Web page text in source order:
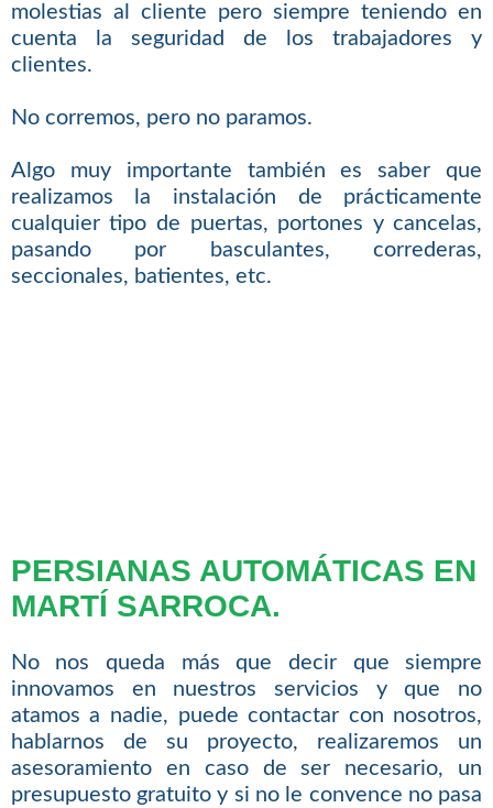
molestias al cliente pero siempre teniendo en
cuenta la seguridad de los trabajadores y
clientes.
No corremos, pero no paramos.
Algo muy importante también es saber que
realizamos la instalación de prácticamente
cualquier tipo de puertas, portones y cancelas,
pasando por basculantes, correderas,
seccionales, batientes, etc.
PERSIANAS AUTOMÁTICAS EN
MARTÍ SARROCA.
No nos queda más que decir que siempre
innovamos en nuestros servicios y que no
atamos a nadie, puede contactar con nosotros,
hablarnos de su proyecto, realizaremos un
asesoramiento en caso de ser necesario, un
presupuesto gratuito y si no le convence no pasa